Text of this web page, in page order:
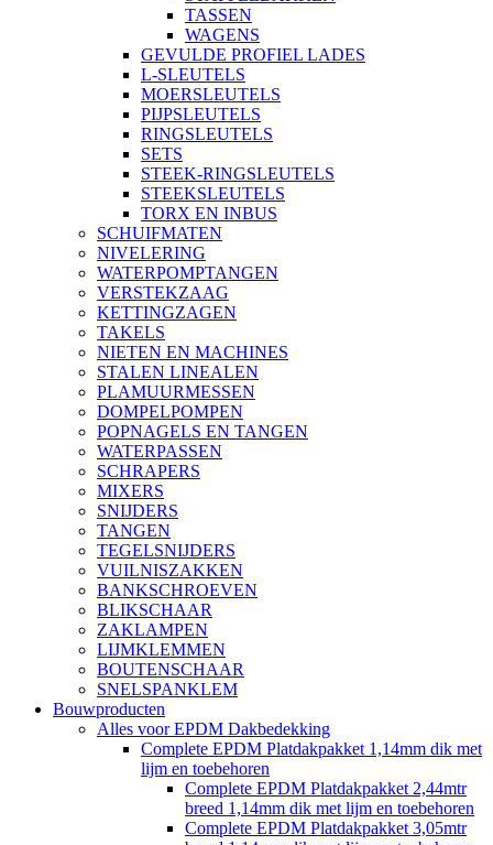
TASSEN
WAGENS
GEVULDE PROFIEL LADES
L-SLEUTELS
MOERSLEUTELS
PIJPSLEUTELS
RINGSLEUTELS
SETS
STEEK-RINGSLEUTELS
STEEKSLEUTELS
TORX EN INBUS
SCHUIFMATEN
NIVELERING
WATERPOMPTANGEN
VERSTEKZAAG
KETTINGZAGEN
TAKELS
NIETEN EN MACHINES
STALEN LINEALEN
PLAMUURMESSEN
DOMPELPOMPEN
POPNAGELS EN TANGEN
WATERPASSEN
SCHRAPERS
MIXERS
SNIJDERS
TANGEN
TEGELSNIJDERS
VUILNISZAKKEN
BANKSCHROEVEN
BLIKSCHAAR
ZAKLAMPEN
LIJMKLEMMEN
BOUTENSCHAAR
SNELSPANKLEM
Bouwproducten
Alles voor EPDM Dakbedekking
Complete EPDM Platdakpakket 1,14mm dik met
lijm en toebehoren
Complete EPDM Platdakpakket 2,44mtr
breed 1,14mm dik met lijm en toebehoren
Complete EPDM Platdakpakket 3,05mtr